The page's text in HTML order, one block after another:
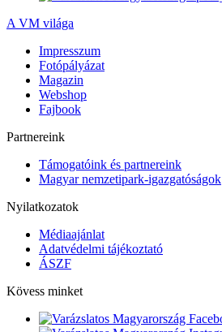
A VM világa
Impresszum
Fotópályázat
Magazin
Webshop
Fajbook
Partnereink
Támogatóink és partnereink
Magyar nemzetipark-igazgatóságok
Nyilatkozatok
Médiaajánlat
Adatvédelmi tájékoztató
ÁSZF
Kövess minket